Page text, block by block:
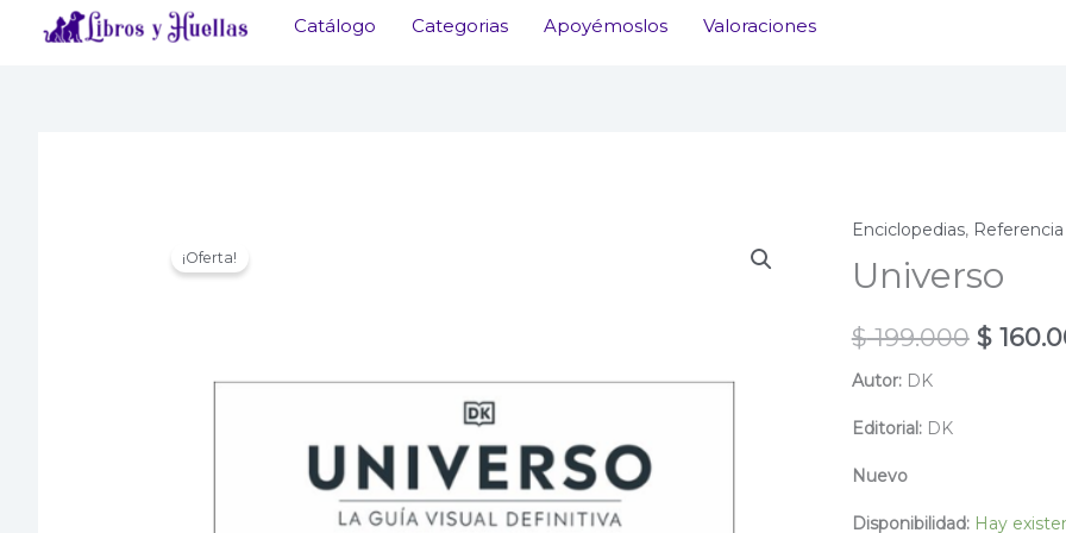
Catálogo Categorias Apoyémoslos Valoraciones
¡Oferta!
Enciclopedias, Referencia
Universo
$199.000 El
$
$
Autor: DK
Editorial: DK
Nuevo
Disponibilidad: Hay